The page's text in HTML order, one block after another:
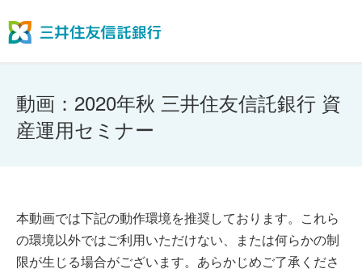
動画：2020年秋 三井住友信託銀行 資
産運用セミナー
本動画では下記の動作環境を推奨しております。これら
の環境以外ではご利用いただけない、または何らかの制
限が生じる場合がございます。あらかじめご了承くださ